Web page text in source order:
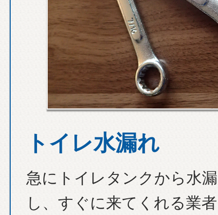
トイレ水漏れ
急にトイレタンクから水
し、すぐに来てくれる業